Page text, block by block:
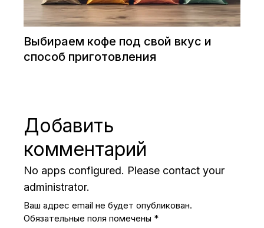
Выбираем кофе под свой вкус и
способ приготовления
Добавить
комментарий
No apps configured. Please contact your
administrator.
Ваш адрес email не будет опубликован.
Обязательные поля помечены *